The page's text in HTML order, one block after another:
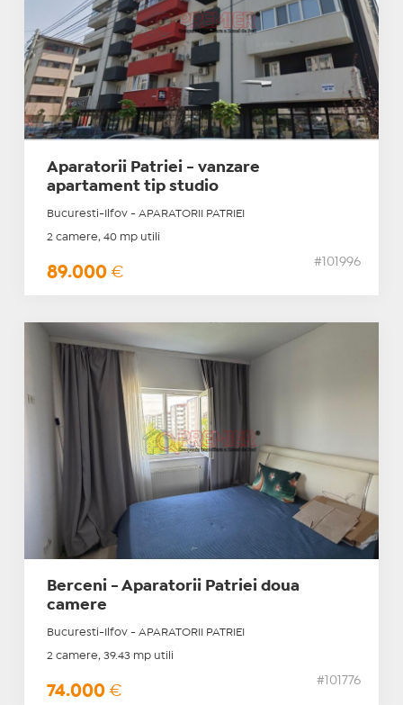
Aparatorii Patriei - vanzare
apartament tip studio
Bucuresti-Ilfov - APARATORII PATRIEI
2 camere, 40 mp utili
89.000 €
#101996
Berceni - Aparatorii Patriei doua
camere
Bucuresti-Ilfov - APARATORII PATRIEI
2 camere, 39.43 mp utili
74.000 €
#101776